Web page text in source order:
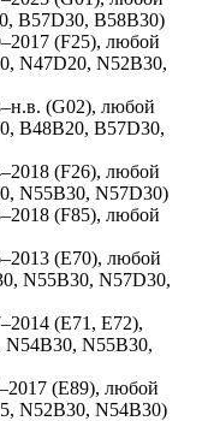
B57D30, B58B30)
(F25), любой
N47D20, N52B30,
(G02), любой
B48B20, B57D30,
(F26), любой
N55B30, N57D30)
(F85), любой
(E70), любой
N55B30, N57D30,
(E71, E72),
N54B30, N55B30,
(E89), любой
N52B30, N54B30)